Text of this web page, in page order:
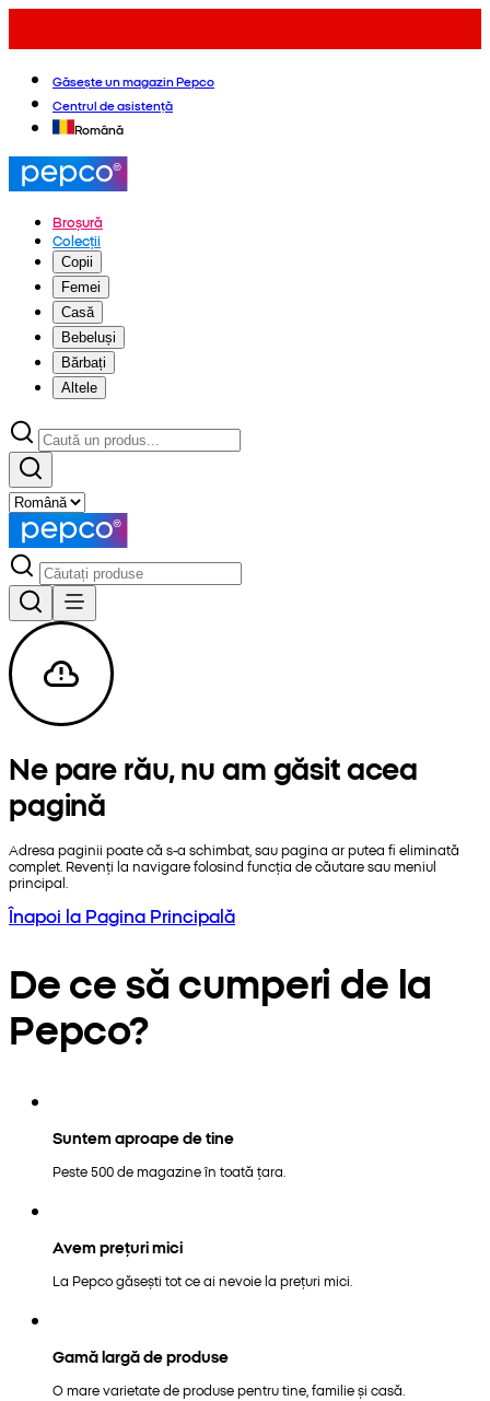
Găsește un magazin Pepco
Centrul de asistență
Română
Broșură
Colecții
Copii
Femei
Casă
Bebeluși
Bărbați
Altele
Ne pare rău, nu am găsit acea
pagină
Adresa paginii poate că s-a schimbat, sau pagina ar putea fi eliminată
complet. Revenți la navigare folosind funcția de căutare sau meniul
principal.
Înapoi la Pagina Principală
De ce să cumperi de la
Pepco?
Suntem aproape de tine
Peste 500 de magazine în toată țara.
Avem prețuri mici
La Pepco găsești tot ce ai nevoie la prețuri mici.
Gamă largă de produse
O mare varietate de produse pentru tine, familie și casă.